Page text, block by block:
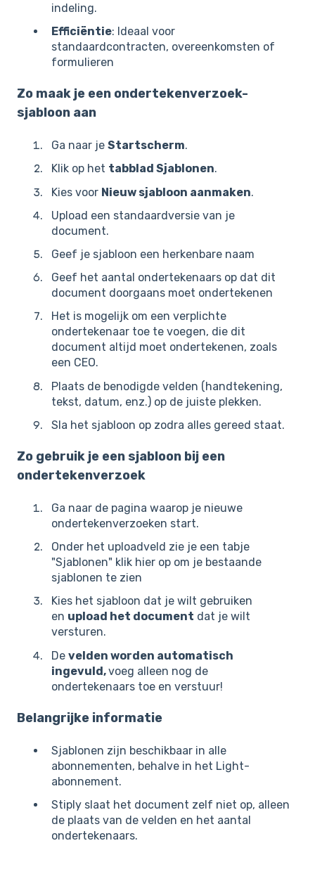
indeling.
Efficiëntie: Ideaal voor
standaardcontracten, overeenkomsten of
formulieren
Zo maak je een ondertekenverzoek-
sjabloon aan
Ga naar je Startscherm.
Klik op het tabblad Sjablonen.
Kies voor Nieuw sjabloon aanmaken.
Upload een standaardversie van je
document.
Geef je sjabloon een herkenbare naam
Geef het aantal ondertekenaars op dat dit
document doorgaans moet ondertekenen
Het is mogelijk om een verplichte
ondertekenaar toe te voegen, die dit
document altijd moet ondertekenen, zoals
een CEO.
Plaats de benodigde velden (handtekening,
tekst, datum, enz.) op de juiste plekken.
Sla het sjabloon op zodra alles gereed staat.
Zo gebruik je een sjabloon bij een
ondertekenverzoek
Ga naar de pagina waarop je nieuwe
ondertekenverzoeken start.
Onder het uploadveld zie je een tabje
"Sjablonen" klik hier op om je bestaande
sjablonen te zien
Kies het sjabloon dat je wilt gebruiken
en upload het document dat je wilt
versturen.
De velden worden automatisch
ingevuld,voeg alleen nog de
ondertekenaars toe en verstuur!
Belangrijke informatie
Sjablonen zijn beschikbaar in alle
abonnementen, behalve in het Light-
abonnement.
Stiply slaat het document zelf niet op, alleen
de plaats van de velden en het aantal
ondertekenaars.